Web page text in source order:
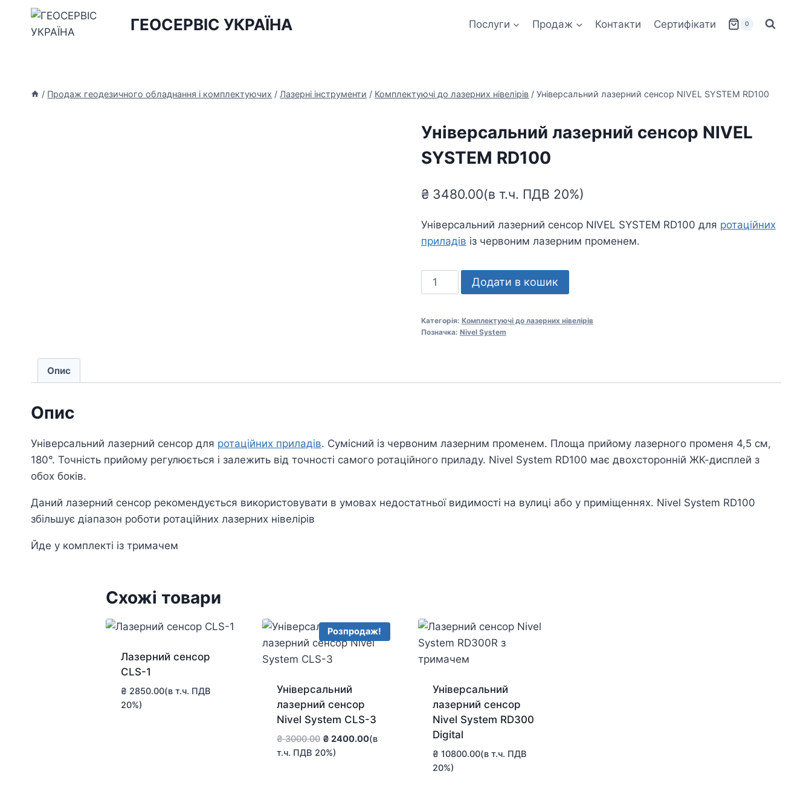
Перейти
ГЕОСЕРВІС УКРАЇНА Послуги Продаж Контакти Сертифікати 0
/ Продаж геодезичного обладнання і комплектуючих / Лазерні інструменти / Комплектуючі до лазерних нівелірів / Універсальний лазерний сенсор NIVEL SYSTEM RD100
Універсальний лазерний сенсор NIVEL
SYSTEM RD100
₴3480.00(в т.ч. ПДВ 20%)
Універсальний лазерний сенсор NIVEL SYSTEM RD100 для ротаційних
приладів із червоним лазерним променем.
Універсальний
лазерний
NIVEL
Додати в кошик
Категорія: Комплектуючі до лазерних нівелірів
Позначка: Nivel System
Опис
Опис
Універсальний лазерний сенсор для ротаційних приладів. Сумісний із червоним лазерним променем. Площа прийому лазерного променя 4,5 см,
180°. Точність прийому регулюється і залежить від точності самого ротаційного приладу. Nivel System RD100 має двохсторонній ЖК-дисплей з
обох боків.
Даний лазерний сенсор рекомендується використовувати в умовах недостатньої видимості на вулиці або у приміщеннях. Nivel System RD100
збільшує діапазон роботи ротаційних лазерних нівелірів
Йде у комплекті із тримачем
Схожі товари
Лазерний сенсор
CLS-1
₴ 2850.00(в т.ч. ПДВ
20%)
Розпродаж!
Універсальний
лазерний сенсор
Nivel System CLS-3
₴3000.00 Оригінальна
ціна:
₴ 2400.00Поточна
(в
т.ч. ПДВ 20%)
Універсальний
лазерний сенсор
Nivel System RD300
Digital
₴ 10800.00(в т.ч. ПДВ
20%)